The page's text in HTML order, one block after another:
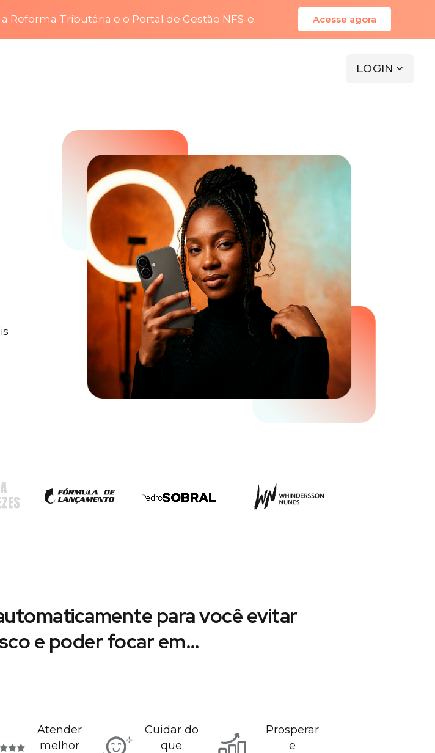
Reforma Tributária e o Portal de Gestão NFS-e. Acesse agora
LOGIN
para você evitar
e poder focar em…
Atender
melhor
Cuidar do
que
Prosperar
e